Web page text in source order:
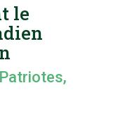
le
Patriotes,